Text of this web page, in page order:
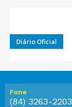
Diário Oficial
Fone
(84) 3263-2203